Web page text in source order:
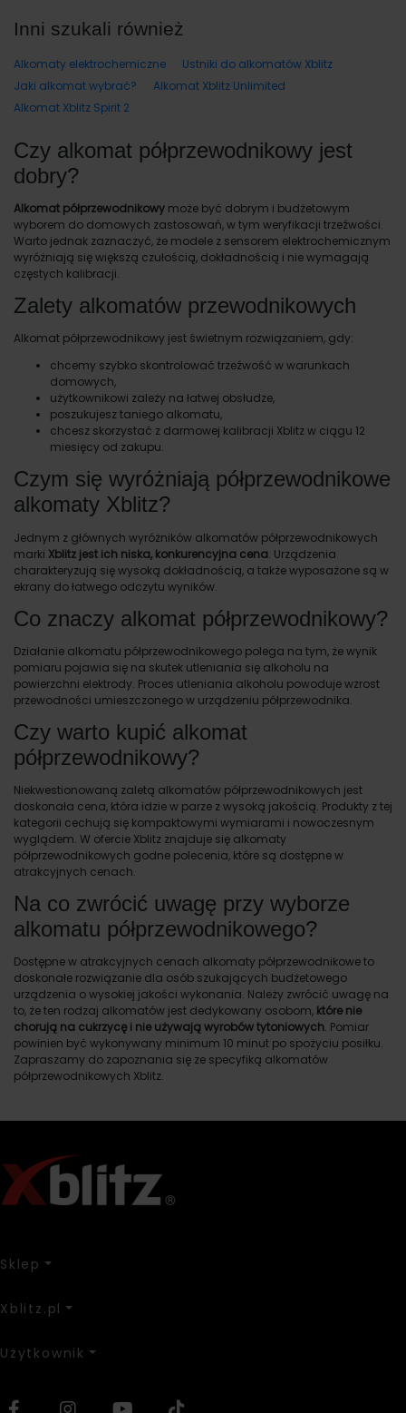
Inni szukali również
Alkomaty elektrochemiczne
Ustniki do alkomatów Xblitz
Jaki alkomat wybrać?
Alkomat Xblitz Unlimited
Alkomat Xblitz Spirit 2
Czy alkomat półprzewodnikowy jest
dobry?
Alkomat półprzewodnikowy może być dobrym i budżetowym
wyborem do domowych zastosowań, w tym weryfikacji trzeźwości.
Warto jednak zaznaczyć, że modele z sensorem elektrochemicznym
wyróżniają się większą czułością, dokładnością i nie wymagają
częstych kalibracji.
Zalety alkomatów przewodnikowych
Alkomat półprzewodnikowy jest świetnym rozwiązaniem, gdy:
chcemy szybko skontrolować trzeźwość w warunkach
domowych,
użytkownikowi zależy na łatwej obsłudze,
poszukujesz taniego alkomatu,
chcesz skorzystać z darmowej kalibracji Xblitz w ciągu 12
miesięcy od zakupu.
Czym się wyróżniają półprzewodnikowe
alkomaty Xblitz?
Jednym z głównych wyróżników alkomatów półprzewodnikowych
marki Xblitz jest ich niska, konkurencyjna cena. Urządzenia
charakteryzują się wysoką dokładnością, a także wyposażone są w
ekrany do łatwego odczytu wyników.
Co znaczy alkomat półprzewodnikowy?
Działanie alkomatu półprzewodnikowego polega na tym, że wynik
pomiaru pojawia się na skutek utleniania się alkoholu na
powierzchni elektrody. Proces utleniania alkoholu powoduje wzrost
przewodności umieszczonego w urządzeniu półprzewodnika.
Czy warto kupić alkomat
półprzewodnikowy?
Niekwestionowaną zaletą alkomatów półprzewodnikowych jest
doskonała cena, która idzie w parze z wysoką jakością. Produkty z tej
kategorii cechują się kompaktowymi wymiarami i nowoczesnym
wyglądem. W ofercie Xblitz znajduje się alkomaty
półprzewodnikowych godne polecenia, które są dostępne w
atrakcyjnych cenach.
Na co zwrócić uwagę przy wyborze
alkomatu półprzewodnikowego?
Dostępne w atrakcyjnych cenach alkomaty półprzewodnikowe to
doskonałe rozwiązanie dla osób szukających budżetowego
urządzenia o wysokiej jakości wykonania. Należy zwrócić uwagę na
to, że ten rodzaj alkomatów jest dedykowany osobom, które nie
chorują na cukrzycę i nie używają wyrobów tytoniowych. Pomiar
powinien być wykonywany minimum 10 minut po spożyciu posiłku.
Zapraszamy do zapoznania się ze specyfiką alkomatów
półprzewodnikowych Xblitz.
Sklep
Xblitz.pl
Użytkownik